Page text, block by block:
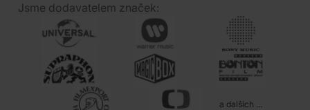
Jsme dodavatelem značek:
a dalších ...